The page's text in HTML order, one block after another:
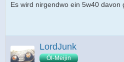
Es wird nirgendwo ein 5w40 davon
LordJunk
Öl-Meijin